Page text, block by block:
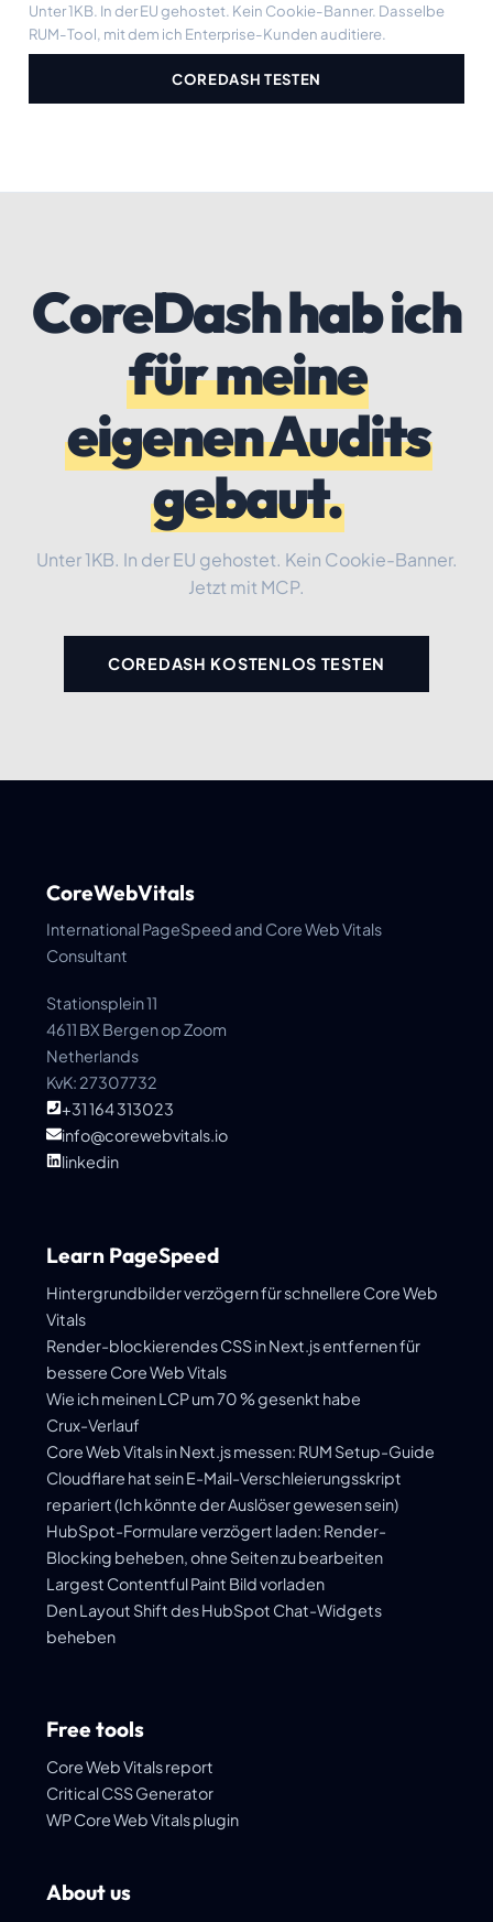
Unter 1KB. In der EU gehostet. Kein Cookie-Banner. Dasselbe
RUM-Tool, mit dem ich Enterprise-Kunden auditiere.
COREDASH TESTEN
CoreDash hab ich
für meine
eigenen Audits
gebaut.
Unter 1KB. In der EU gehostet. Kein Cookie-Banner.
Jetzt mit MCP.
COREDASH KOSTENLOS TESTEN
CoreWebVitals
International PageSpeed and Core Web Vitals
Consultant
Stationsplein 11
4611 BX Bergen op Zoom
Netherlands
KvK: 27307732
+31 164 313023
info@corewebvitals.io
linkedin
Learn PageSpeed
Hintergrundbilder verzögern für schnellere Core Web
Vitals
Render-blockierendes CSS in Next.js entfernen für
bessere Core Web Vitals
Wie ich meinen LCP um 70 % gesenkt habe
Crux-Verlauf
Core Web Vitals in Next.js messen: RUM Setup-Guide
Cloudflare hat sein E-Mail-Verschleierungsskript
repariert (Ich könnte der Auslöser gewesen sein)
HubSpot-Formulare verzögert laden: Render-
Blocking beheben, ohne Seiten zu bearbeiten
Largest Contentful Paint Bild vorladen
Den Layout Shift des HubSpot Chat-Widgets
beheben
Free tools
Core Web Vitals report
Critical CSS Generator
WP Core Web Vitals plugin
About us